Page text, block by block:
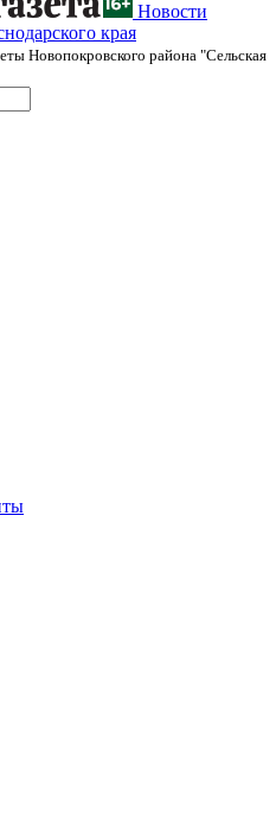
Новости
края
Новопокровского района "Сельская